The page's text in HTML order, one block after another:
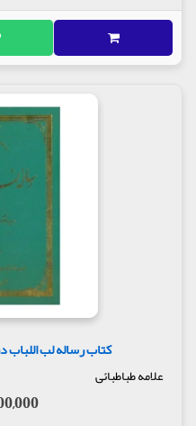
در کتاب معروف خود نور
می‌نویسد:فردوسی با
شعر (یعنی تخیلات و
باطلی را در مقابل قرآن
یقین بر سر پا دارد.
دنیا رسانید، و از
همچنین در پی اجرای
هفتاد مقطعی درس خود
جمعیت ضربه‌ای سهمگین
این کتاب بحث کاهش
سید هاشم حداد
سید محمدحسین
و حکمت و تفسیر
محمدجواد انصاری
سید جمال‌الدین
سید رضا بهاءالدینی
شیخ عباس قوچانی
اساتید فقه و اصول:
کتاب رساله لب اللباب
علامه طباطبائی
200,000